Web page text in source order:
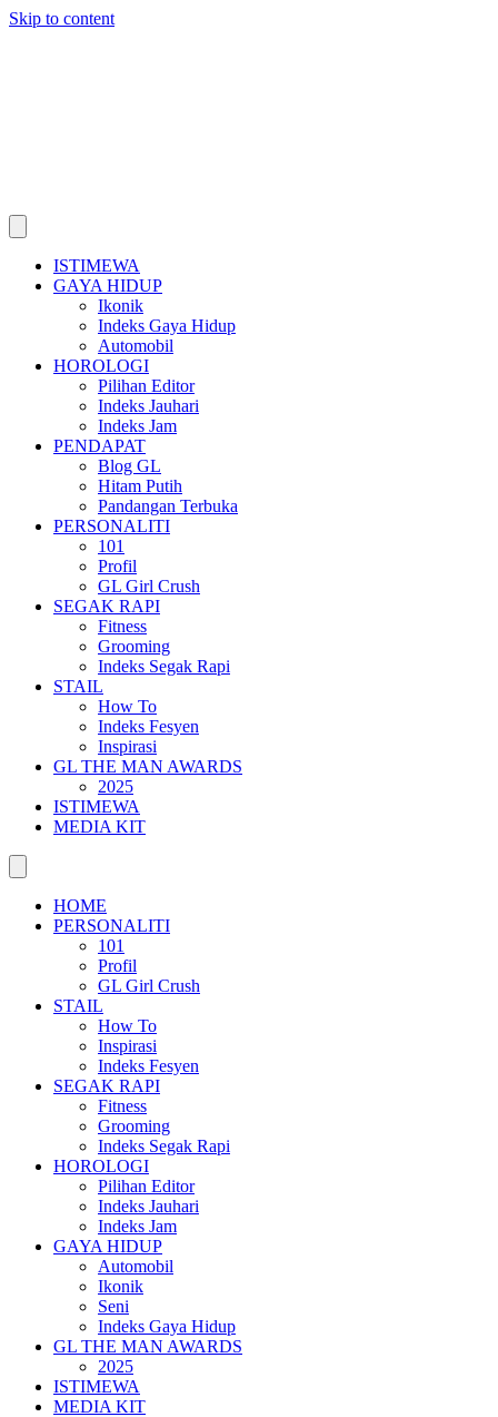
Skip to content
ISTIMEWA
GAYA HIDUP
Ikonik
Indeks Gaya Hidup
Automobil
HOROLOGI
Pilihan Editor
Indeks Jauhari
Indeks Jam
PENDAPAT
Blog GL
Hitam Putih
Pandangan Terbuka
PERSONALITI
101
Profil
GL Girl Crush
SEGAK RAPI
Fitness
Grooming
Indeks Segak Rapi
STAIL
How To
Indeks Fesyen
Inspirasi
GL THE MAN AWARDS
2025
ISTIMEWA
MEDIA KIT
HOME
PERSONALITI
101
Profil
GL Girl Crush
STAIL
How To
Inspirasi
Indeks Fesyen
SEGAK RAPI
Fitness
Grooming
Indeks Segak Rapi
HOROLOGI
Pilihan Editor
Indeks Jauhari
Indeks Jam
GAYA HIDUP
Automobil
Ikonik
Seni
Indeks Gaya Hidup
GL THE MAN AWARDS
2025
ISTIMEWA
MEDIA KIT